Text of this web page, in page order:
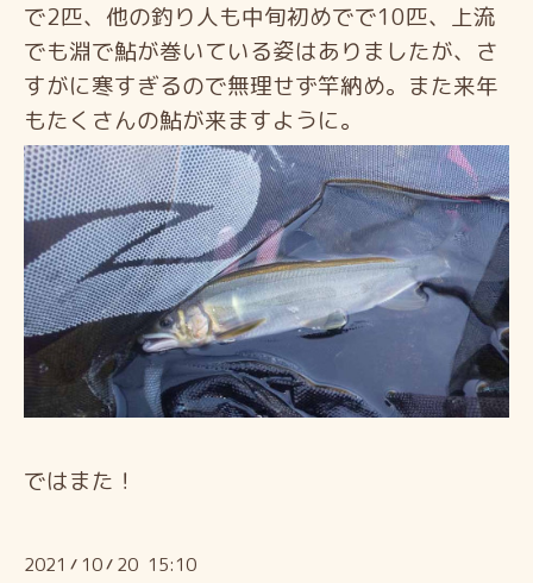
で2匹、他の釣り人も中旬初めでで10匹、上流
でも淵で鮎が巻いている姿はありましたが、さ
すがに寒すぎるので無理せず竿納め。また来年
もたくさんの鮎が来ますように。
ではまた！
2021 / 10/ 20 15:10